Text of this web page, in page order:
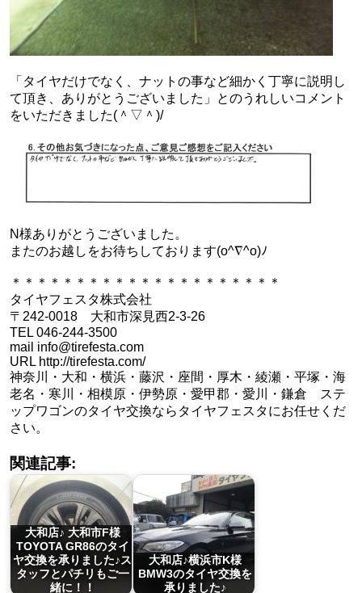
「タイヤだけでなく、ナットの事など細かく丁寧に説明し
て頂き、ありがとうございました」とのうれしいコメント
をいただきました(＾▽＾)/
N様ありがとうございました。
またのお越しをお待ちしております(o^∇^o)ﾉ
＊＊＊＊＊＊＊＊＊＊＊＊＊＊＊＊＊＊＊＊＊
タイヤフェスタ株式会社
〒242-0018 大和市深見西2-3-26
TEL 046-244-3500
mail info@tirefesta.com
URL http://tirefesta.com/
神奈川・大和・横浜・藤沢・座間・厚木・綾瀬・平塚・海
老名・寒川・相模原・伊勢原・愛甲郡・愛川・鎌倉 ステ
ップワゴンのタイヤ交換ならタイヤフェスタにお任せくだ
さい。
関連記事:
大和店♪ 大和市F様
TOYOTA GR86のタイ
ヤ交換を承りました♪ス
タッフとパチリもご一
緒に！！
大和店♪横浜市K様
BMW3のタイヤ交換を
承りました♪